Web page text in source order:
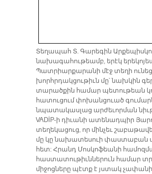
Տեղապահ Տ. Գարեգին
նախագահութեամբ, երէկ
Պատրիարքարանի մէջ տեղի
խորհրդակցութիւն մը՝ նախկին
տարածքին համար պետութեան
հատուցում փոխանցուած
նպատակասլաց արժեւորման
VADİP-ի դիւանի ատենադպիր
տեղեկացուց, որ մինչեւ
մը կը նախատեսուի փաստաբան
հետ: Հրանդ Մոսկոֆեանի
հաստատութիւններուն համար
միջոցները պէտք է յստակ